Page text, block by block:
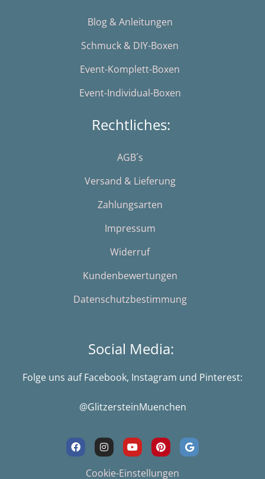
Blog & Anleitungen
Schmuck & DIY-Boxen
Event-Komplett-Boxen
Event-Individual-Boxen
Rechtliches:
AGB´s
Versand & Lieferung
Zahlungsarten
Impressum
Widerruf
Kundenbewertungen
Datenschutzbestimmung
Social Media:
Folge uns auf Facebook, Instagram und Pinterest:
@GlitzersteinMuenchen
F
a
c
I
n
s
t
Y
o
u
t
P
i
n
t
G
o
o
Cookie-Einstellungen